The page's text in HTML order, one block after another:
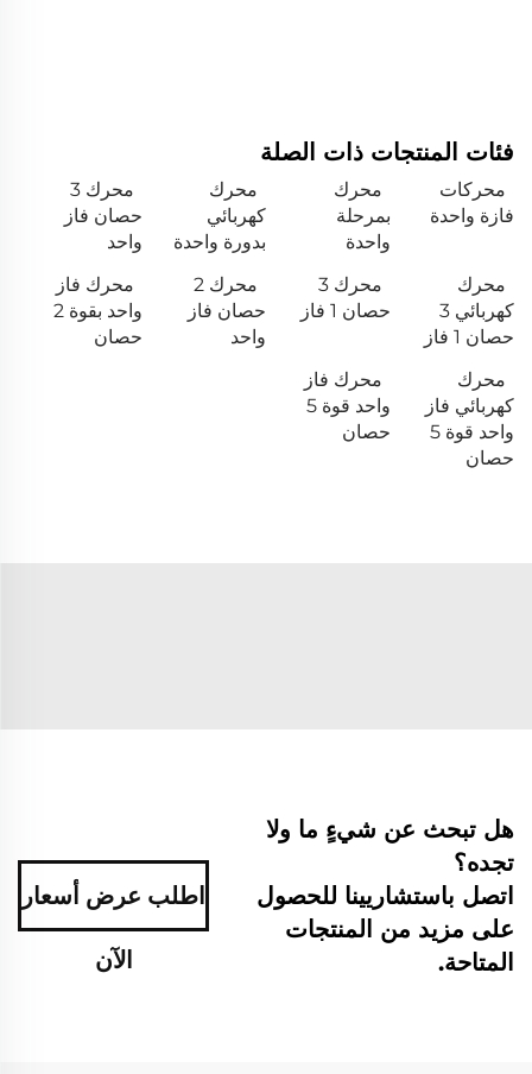
فئات المنتجات ذات الصلة
محركات
فازة واحدة
محرك
بمرحلة
واحدة
محرك
كهربائي
بدورة واحدة
محرك 3
حصان فاز
واحد
محرك
كهربائي 3
حصان 1 فاز
محرك 3
حصان 1 فاز
محرك 2
حصان فاز
واحد
محرك فاز
واحد بقوة 2
حصان
محرك
كهربائي فاز
واحد قوة 5
حصان
محرك فاز
واحد قوة 5
حصان
هل تبحث عن شيءٍ ما ولا
تجده؟
اتصل باستشاريينا للحصول
على مزيد من المنتجات
المتاحة.
اطلب عرض أسعار
الآن